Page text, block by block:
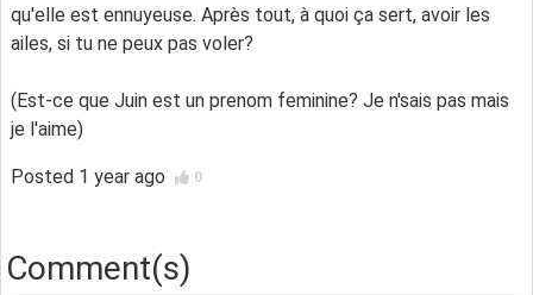
qu'elle est ennuyeuse. Après tout, à quoi ça sert, avoir les
ailes, si tu ne peux pas voler?
(Est-ce que Juin est un prenom feminine? Je n'sais pas mais
je l'aime)
Posted 1 year ago 0
Comment(s)